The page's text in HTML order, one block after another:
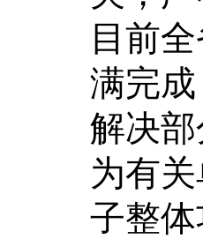
目前
满完
解决
为有
子整